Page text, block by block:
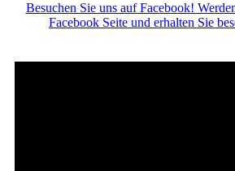
Besuchen Sie uns auf Facebook!
Facebook Seite und erhalten Sie